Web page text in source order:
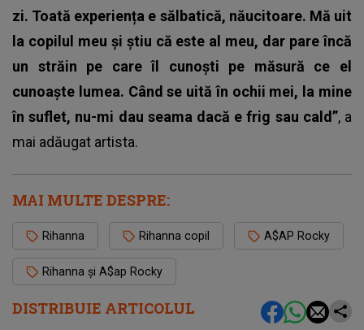
DISTRIBUIE ARTICOLUL
zi. Toată experiența e sălbatică, năucitoare. Mă uit
la copilul meu și știu că este al meu, dar pare încă
un străin pe care îl cunoști pe măsură ce el
cunoaște lumea. Când se uită în ochii mei, la mine
în suflet, nu-mi dau seama dacă e frig sau cald”, a
mai adăugat artista.
MAI MULTE DESPRE:
Rihanna Rihanna copil A$AP Rocky
Rihanna și A$ap Rocky